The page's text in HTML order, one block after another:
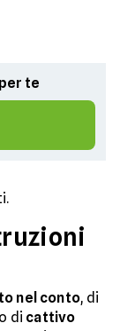
te
nel conto, di
di cattivo